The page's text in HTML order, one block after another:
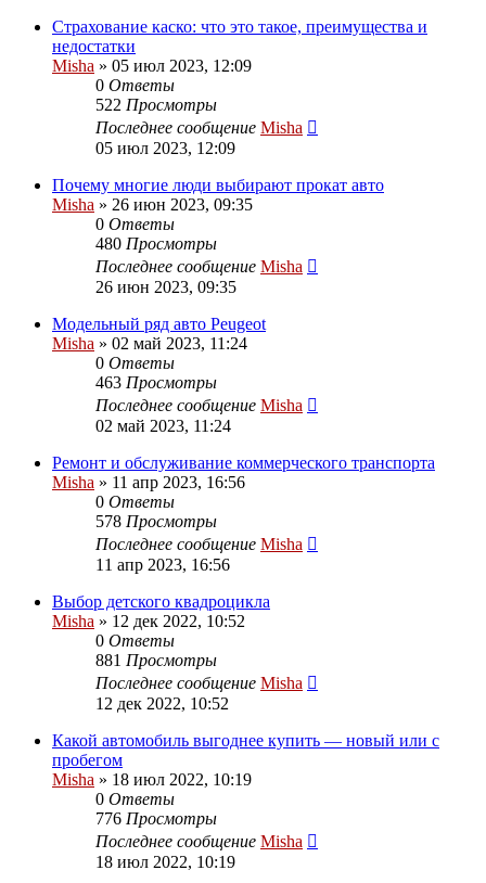
Страхование каско: что это такое, преимущества и
недостатки
Misha » 05 июл 2023, 12:09
0 Ответы
522 Просмотры
Последнее сообщение Misha
05 июл 2023, 12:09
Почему многие люди выбирают прокат авто
Misha » 26 июн 2023, 09:35
0 Ответы
480 Просмотры
Последнее сообщение Misha
26 июн 2023, 09:35
Модельный ряд авто Peugeot
Misha » 02 май 2023, 11:24
0 Ответы
463 Просмотры
Последнее сообщение Misha
02 май 2023, 11:24
Ремонт и обслуживание коммерческого транспорта
Misha » 11 апр 2023, 16:56
0 Ответы
578 Просмотры
Последнее сообщение Misha
11 апр 2023, 16:56
Выбор детского квадроцикла
Misha » 12 дек 2022, 10:52
0 Ответы
881 Просмотры
Последнее сообщение Misha
12 дек 2022, 10:52
Какой автомобиль выгоднее купить — новый или с
пробегом
Misha » 18 июл 2022, 10:19
0 Ответы
776 Просмотры
Последнее сообщение Misha
18 июл 2022, 10:19